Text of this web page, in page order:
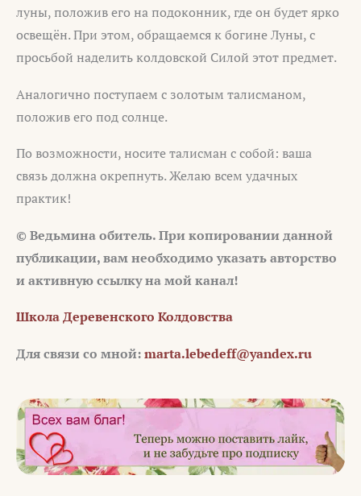
луны, положив его на подоконник, где он будет ярко
освещён. При этом, обращаемся к богине Луны, с
просьбой наделить колдовской Силой этот предмет.
Аналогично поступаем с золотым талисманом,
положив его под солнце.
По возможности, носите талисман с собой: ваша
связь должна окрепнуть. Желаю всем удачных
практик!
© Ведьмина обитель. При копировании данной
публикации, вам необходимо указать авторство
и активную ссылку на мой канал!
Школа Деревенского Колдовства
Для связи со мной:marta.lebedeff@yandex.ru